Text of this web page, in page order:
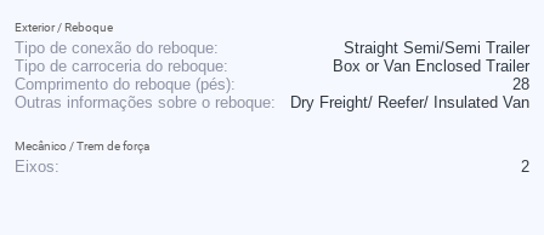
Exterior / Reboque
Tipo de conexão do reboque:
Straight Semi/Semi Trailer
Tipo de carroceria do reboque:
Box or Van Enclosed Trailer
Comprimento do reboque (pés):
28
Outras informações sobre o reboque:
Dry Freight/ Reefer/ Insulated Van
Mecânico / Trem de força
Eixos: 2